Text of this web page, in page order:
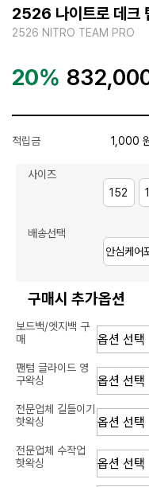
2526 나이트로 데크
2526 NITRO TEAM PRO
20%
적립금 1,000
사이즈
152
배송선택
안심케어
구매시 추가옵션
보드백/엣지백 구
매
팬텀 글라이드 영
구왁싱
전문업체 길들이기
핫왁싱
전문업체 수작업
핫왁싱